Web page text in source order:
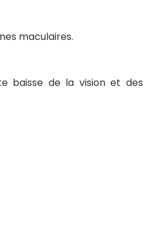
maculaires.
baisse de la vision et des